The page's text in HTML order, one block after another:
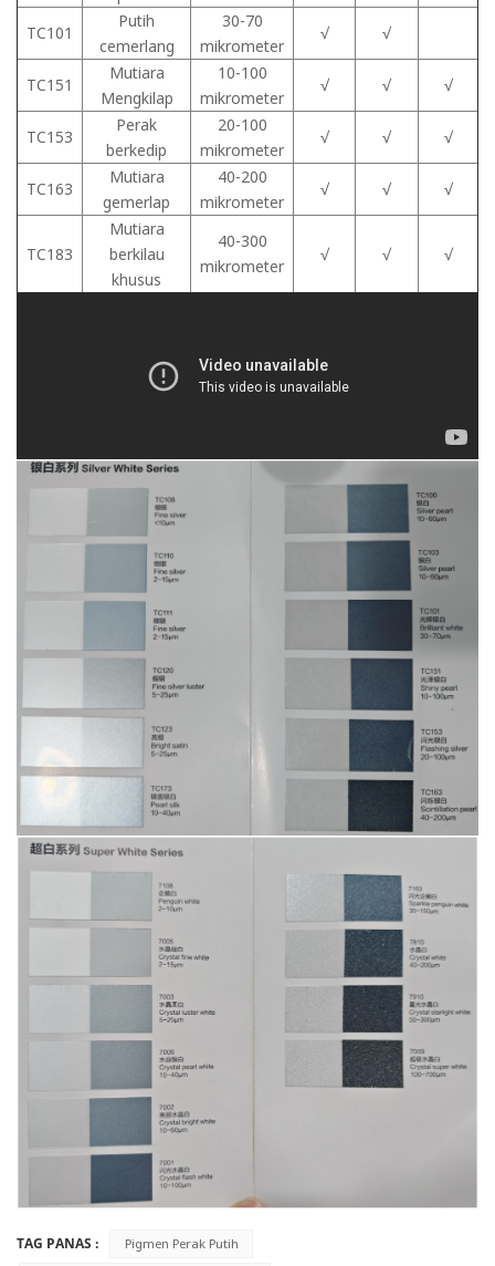
TC101
Putih
cemerlang
30-70
mikrometer
√ √
TC151
Mutiara
Mengkilap
10-100
mikrometer
√ √ √
TC153
Perak
berkedip
20-100
mikrometer
√ √ √
TC163
Mutiara
gemerlap
40-200
mikrometer
√ √ √
TC183
Mutiara
berkilau
khusus
40-300
mikrometer
√ √ √
TAG PANAS :
Pigmen Perak Putih